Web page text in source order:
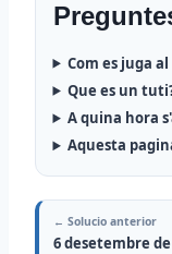
Com es juga
Que es un
A quina hora
Aquesta
← Solucio anterior
6 desetembre